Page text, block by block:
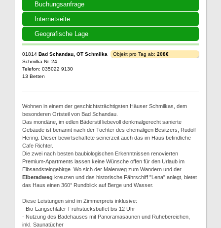
Buchungsanfrage
Internetseite
Geografische Lage
01814 Bad Schandau, OT Schmilka
Schmilka Nr. 24
Telefon: 035022 9130
13 Betten
Objekt pro Tag ab: 208€
Wohnen in einem der geschichtsträchtigsten Häuser Schmilkas, dem
besonderen Ortsteil von Bad Schandau.
Das mondäne, im edlen Bäderstil liebevoll denkmalgerecht sanierte
Gebäude ist benannt nach der Tochter des ehemaligen Besitzers, Rudolf
Hering. Dieser bewirtschaftete seinerzeit auch das im Haus befindliche
Cafe Richter.
Die zwei nach besten baubiologischen Erkenntnissen renovierten
Premium-Apartments lassen keine Wünsche offen für den Urlaub im
Elbsandsteingebirge. Wo sich der Malerweg zum Wandern und der
Elberadweg kreuzen und das historische Fährschiff "Lena" anlegt, bietet
das Haus einen 360° Rundblick auf Berge und Wasser.
Diese Leistungen sind im Zimmerpreis inklusive:
- Bio-Langschläfer-Frühstücksbuffet bis 12 Uhr
- Nutzung des Badehauses mit Panoramasaunen und Ruhebereichen,
inkl. Saunatücher